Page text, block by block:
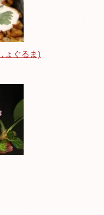
ょぐるま)